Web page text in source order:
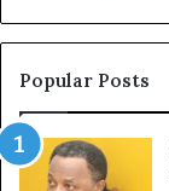
Popular Posts